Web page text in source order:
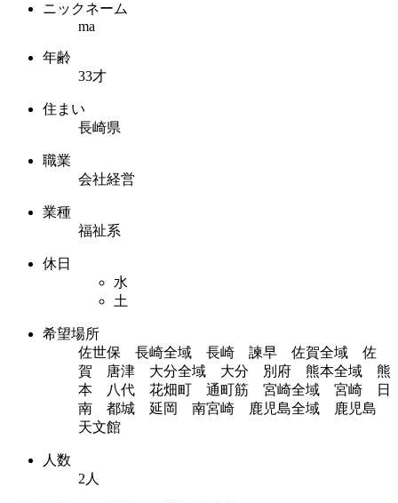
ニックネーム
ma
年齢
33才
住まい
長崎県
職業
会社経営
業種
福祉系
休日
水
土
希望場所
佐世保 長崎全域 長崎 諫早 佐賀全域 佐
賀 唐津 大分全域 大分 別府 熊本全域 熊
本 八代 花畑町 通町筋 宮崎全域 宮崎 日
南 都城 延岡 南宮崎 鹿児島全域 鹿児島
天文館
人数
2人